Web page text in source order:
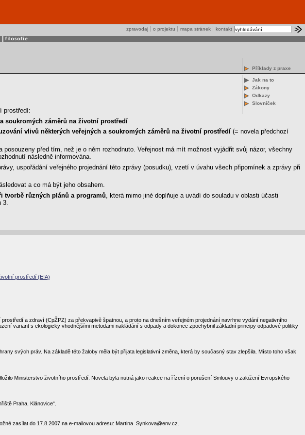
kontakt
mapa stránek
o projektu
zpravodaj
Příklady z praxe
Jak na to
Zákony
Odkazy
Slovníček
prostředí:
soukromých záměrů na životní prostředí
vlivů některých veřejných a soukromých záměrů na životní prostředí (= novela předchozí
před tím, než je o něm rozhodnuto. Veřejnost má mít možnost vyjádřit svůj názor, všechny
následně informována.
uspořádání veřejného projednání této zprávy (posudku), vzetí v úvahu všech připomínek a zprávy při
a co má být jeho obsahem.
tvorbě různých plánů a programů, která mimo jiné doplňuje a uvádí do souladu v oblasti účasti
3.
prostředí (EIA)
a zdraví (CpŽPZ) za překvapivě špatnou, a proto na dnešním veřejném projednání navrhne vydání negativního
variant s ekologicky vhodnějšími metodami nakládání s odpady a dokonce zpochybnil základní principy odpadové politiky
svých práv. Na základě této žaloby měla být přijata legislativní změna, která by současný stav zlepšila. Místo toho však
Ministerstvo životního prostředí. Novela byla nutná jako reakce na řízení o porušení Smlouvy o založení Evropského
Praha, Klánovice“.
zasílat do 17.8.2007 na e-mailovou adresu: Martina_Synkova@env.cz.